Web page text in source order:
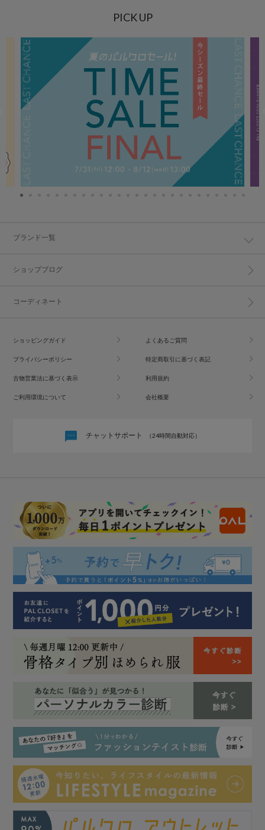
PICK UP
ブランド一覧
ショップブログ
コーディネート
ショッピングガイド よくあるご質問
プライバシーポリシー 特定商取引に基づく表記
古物営業法に基づく表示 利用規約
ご利用環境について 会社概要
チャットサポート （24時間自動対応）